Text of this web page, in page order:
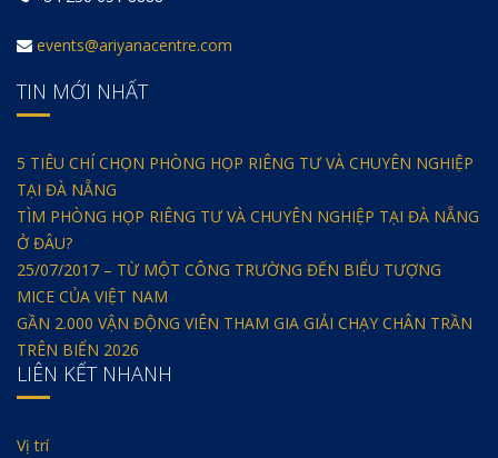
events@ariyanacentre.com
TIN MỚI NHẤT
5 TIÊU CHÍ CHỌN PHÒNG HỌP RIÊNG TƯ VÀ CHUYÊN NGHIỆP
TẠI ĐÀ NẴNG
TÌM PHÒNG HỌP RIÊNG TƯ VÀ CHUYÊN NGHIỆP TẠI ĐÀ NẴNG
Ở ĐÂU?
25/07/2017 – TỪ MỘT CÔNG TRƯỜNG ĐẾN BIỂU TƯỢNG
MICE CỦA VIỆT NAM
GẦN 2.000 VẬN ĐỘNG VIÊN THAM GIA GIẢI CHẠY CHÂN TRẦN
TRÊN BIỂN 2026
LIÊN KẾT NHANH
Vị trí